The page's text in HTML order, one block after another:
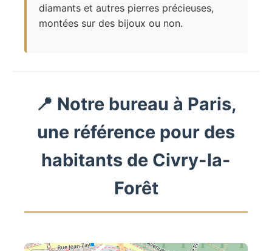
diamants et autres pierres précieuses,
montées sur des bijoux ou non.
📍 Notre bureau à Paris,
une référence pour des
habitants de Civry-la-
Forêt